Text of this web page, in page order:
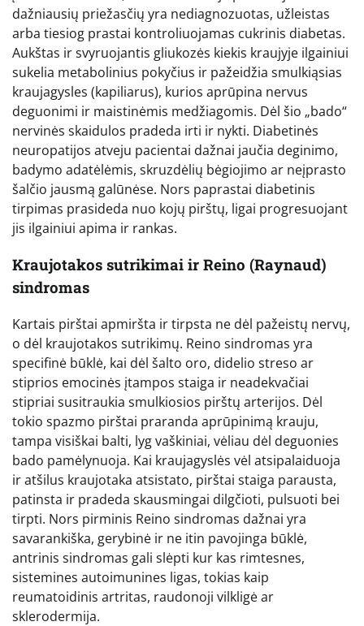
dažniausių priežasčių yra nediagnozuotas, užleistas
arba tiesiog prastai kontroliuojamas cukrinis diabetas.
Aukštas ir svyruojantis gliukozės kiekis kraujyje ilgainiui
sukelia metabolinius pokyčius ir pažeidžia smulkiąsias
kraujagysles (kapiliarus), kurios aprūpina nervus
deguonimi ir maistinėmis medžiagomis. Dėl šio „bado“
nervinės skaidulos pradeda irti ir nykti. Diabetinės
neuropatijos atveju pacientai dažnai jaučia deginimo,
badymo adatėlėmis, skruzdėlių bėgiojimo ar neįprasto
šalčio jausmą galūnėse. Nors paprastai diabetinis
tirpimas prasideda nuo kojų pirštų, ligai progresuojant
jis ilgainiui apima ir rankas.
Kraujotakos sutrikimai ir Reino (Raynaud)
sindromas
Kartais pirštai apmiršta ir tirpsta ne dėl pažeistų nervų,
o dėl kraujotakos sutrikimų. Reino sindromas yra
specifinė būklė, kai dėl šalto oro, didelio streso ar
stiprios emocinės įtampos staiga ir neadekvačiai
stipriai susitraukia smulkiosios pirštų arterijos. Dėl
tokio spazmo pirštai praranda aprūpinimą krauju,
tampa visiškai balti, lyg vaškiniai, vėliau dėl deguonies
bado pamėlynuoja. Kai kraujagyslės vėl atsipalaiduoja
ir atšilus kraujotaka atsistato, pirštai staiga parausta,
patinsta ir pradeda skausmingai dilgčioti, pulsuoti bei
tirpti. Nors pirminis Reino sindromas dažnai yra
savarankiška, gerybinė ir ne itin pavojinga būklė,
antrinis sindromas gali slėpti kur kas rimtesnes,
sistemines autoimunines ligas, tokias kaip
reumatoidinis artritas, raudonoji vilkligė ar
sklerodermija.